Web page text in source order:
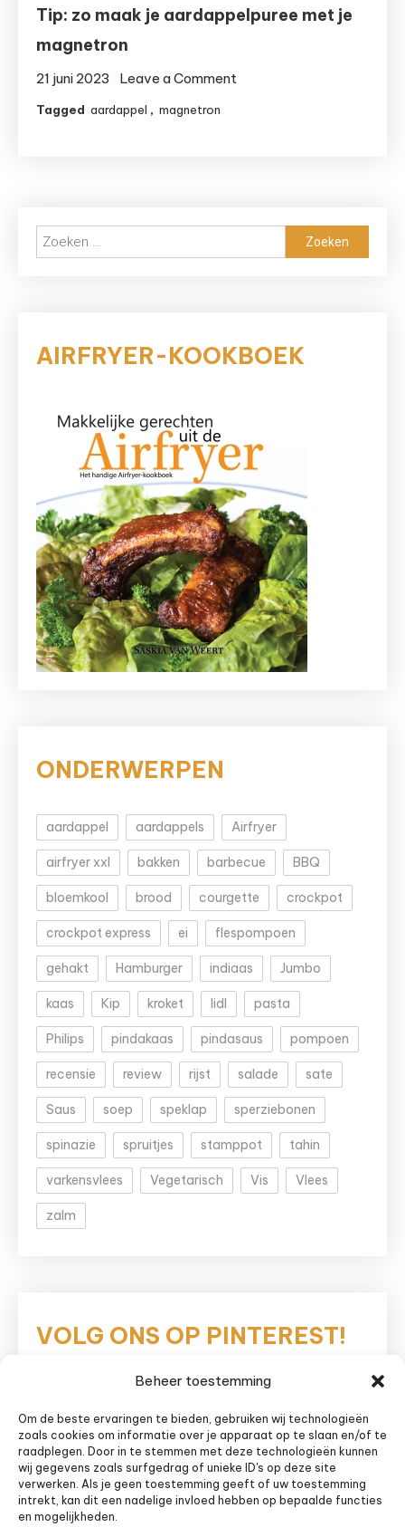
Beheer toestemming
Om de beste ervaringen te bieden, gebruiken wij technologieën
zoals cookies om informatie over je apparaat op te slaan en/of te
raadplegen. Door in te stemmen met deze technologieën kunnen
wij gegevens zoals surfgedrag of unieke ID's op deze site
verwerken. Als je geen toestemming geeft of uw toestemming
intrekt, kan dit een nadelige invloed hebben op bepaalde functies
en mogelijkheden.
Tip: zo maak je aardappelpuree met je
magnetron
21 juni 2023 Leave a Comment
met
Tagged aardappel , magnetron
Zoeken
naar:
AIRFRYER-KOOKBOEK
ONDERWERPEN
aardappel aardappels Airfryer
airfryer xxl bakken barbecue BBQ
bloemkool brood courgette crockpot
crockpot express ei flespompoen
gehakt Hamburger indiaas Jumbo
kaas Kip kroket lidl pasta
Philips pindakaas pindasaus pompoen
recensie review rijst salade sate
Saus soep speklap sperziebonen
spinazie spruitjes stamppot tahin
varkensvlees Vegetarisch Vis Vlees
zalm
VOLG ONS OP PINTEREST!